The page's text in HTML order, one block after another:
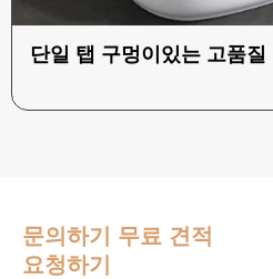
단일 탭 구멍이있는 고품질
문의하기 무료 견적
요청하기